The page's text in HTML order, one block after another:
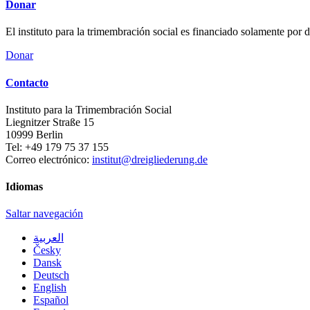
Donar
El instituto para la trimembración social es financiado solamente por
Donar
Contacto
Instituto para la Trimembración Social
Liegnitzer Straße 15
10999 Berlin
Tel: +49 179 75 37 155
Correo electrónico: institut@dreigliederung.de
Idiomas
Saltar navegación
العربية
Česky
Dansk
Deutsch
English
Español